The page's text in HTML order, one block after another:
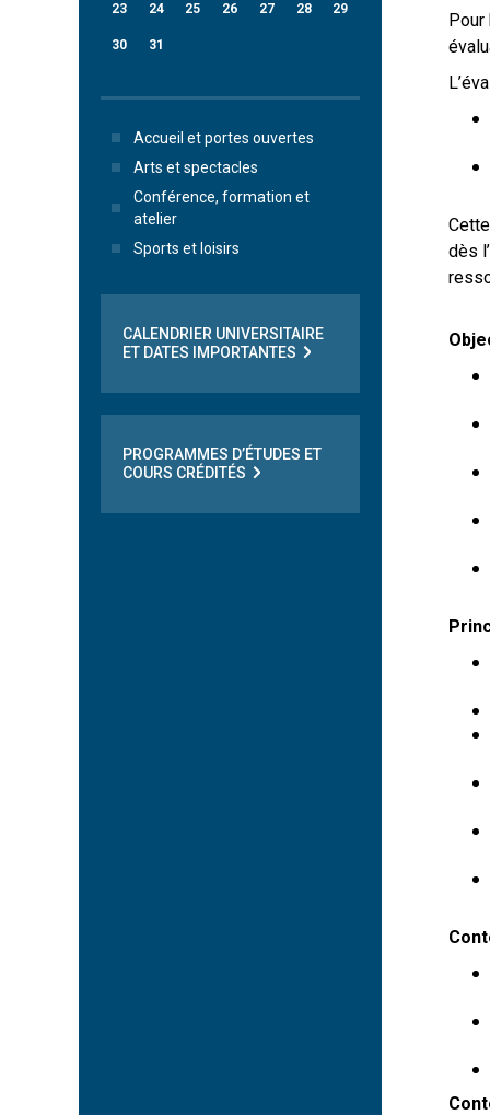
dès
23 24 25 26 27 28 29
30 31
Accueil et portes ouvertes
Arts et spectacles
Conférence, formation et
atelier
Sports et loisirs
CALENDRIER UNIVERSITAIRE
ET DATES IMPORTANTES
PROGRAMMES D’ÉTUDES ET
COURS CRÉDITÉS